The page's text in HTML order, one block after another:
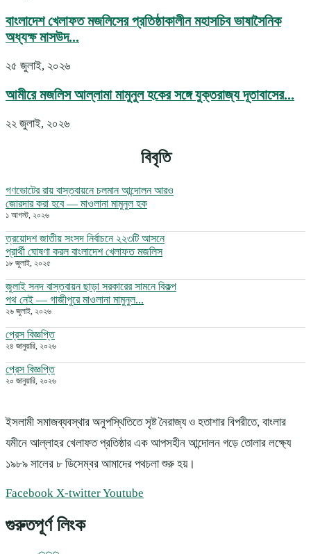
বাংলাদেশ খেলাফত মজলিসের প্রতিষ্ঠাকালীন মহাসচিব ভাষাসৈনিক
অধ্যক্ষ মাসউদ...
২৫ জুলাই, ২০২৬
আমীরে মজলিস আল্লামা মামুনুল হকের সঙ্গে যুক্তরাজ্য দূতাবাসের...
২২ জুলাই, ২০২৬
বিবৃতি
গণভোটের রায় বাস্তবায়নে চলমান আন্দোলন আরও
জোরদার করা হবে — মাওলানা মামুনুল হক
১ আগস্ট, ২০২৬
ত্রয়োদশ জাতীয় সংসদ নির্বাচনে ২২৩টি আসনে
প্রার্থী ঘোষণা করল বাংলাদেশ খেলাফত মজলিস
১৮ জুলাই, ২০২৫
জুলাই সনদ বাস্তবায়ন ছাড়া সরকারের সামনে বিকল্প
পথ নেই — গাজীপুরে মাওলানা মামুনুল...
২৬ জুলাই, ২০২৬
প্রেস বিজ্ঞপ্তি
২৪ জানুয়ারি, ২০২৬
প্রেস বিজ্ঞপ্তি
২০ জানুয়ারি, ২০২৬
ইসলামী সমাজব্যবস্থার অনুপস্থিতিতে সৃষ্ট নৈরাজ্য ও হতাশার বিপরীতে, বাংলার
যমীনে আল্লাহর খেলাফত প্রতিষ্ঠার এক আপসহীন আন্দোলন গড়ে তোলার লক্ষ্যে
১৯৮৯ সালের ৮ ডিসেম্বর আমাদের পথচলা শুরু হয়।
Facebook X-twitterYoutube
গুরুতপূর্ণ লিংক